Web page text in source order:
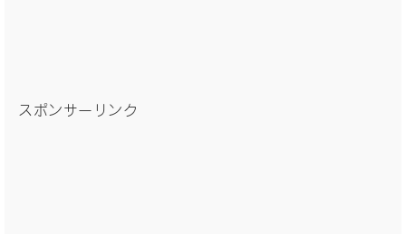
スポンサーリンク